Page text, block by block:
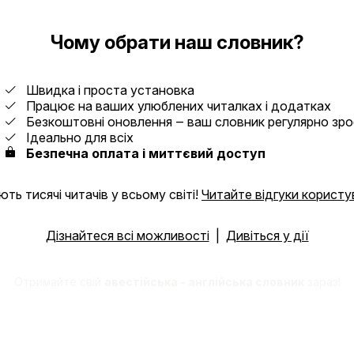
Чому обрати наш словник?
Швидка і проста установка
Працює на ваших улюблених читалках і додатках
Безкоштовні оновлення ‒ ваш словник регулярно
Ідеально для всіх
Безпечна оплата і миттєвий доступ
тисячі читачів у всьому світі! Читайте відгуки
Дізнайтеся всі можливості| Дивіться у дії